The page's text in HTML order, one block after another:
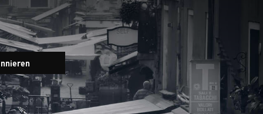
Newsletter
Eingabefeld